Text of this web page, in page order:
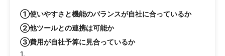
①使いやすさと機能のバランスが自社に合っているか
②他ツールとの連携は可能か
③費用が自社予算に見合っているか